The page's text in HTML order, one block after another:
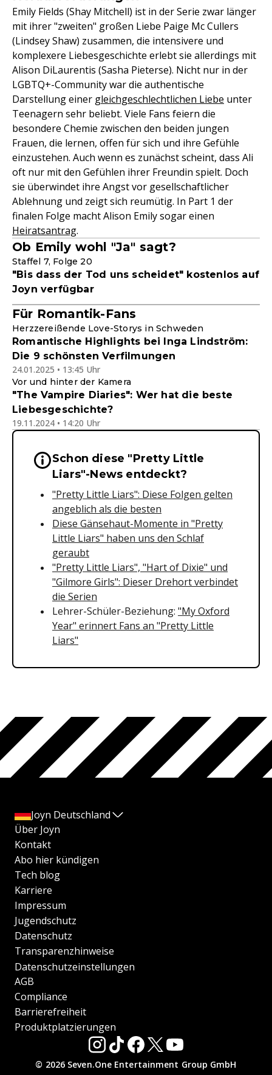
Emily Fields (Shay Mitchell) ist in der Serie zwar länger
mit ihrer "zweiten" großen Liebe Paige Mc Cullers
(Lindsey Shaw) zusammen, die intensivere und
komplexere Liebesgeschichte erlebt sie allerdings mit
Alison DiLaurentis (Sasha Pieterse). Nicht nur in der
LGBTQ+-Community war die authentische
Darstellung einer gleichgeschlechtlichen Liebe unter
Teenagern sehr beliebt. Viele Fans feiern die
besondere Chemie zwischen den beiden jungen
Frauen, die lernen, offen für sich und ihre Gefühle
einzustehen. Auch wenn es zunächst scheint, dass Ali
oft nur mit den Gefühlen ihrer Freundin spielt. Doch
sie überwindet ihre Angst vor gesellschaftlicher
Ablehnung und zeigt sich reumütig. In Part 1 der
finalen Folge macht Alison Emily sogar einen
Heiratsantrag.
Ob Emily wohl "Ja" sagt?
Staffel 7, Folge 20
"Bis dass der Tod uns scheidet" kostenlos auf
Joyn verfügbar
Für Romantik-Fans
Herzzereißende Love-Storys in Schweden
Romantische Highlights bei Inga Lindström:
Die 9 schönsten Verfilmungen
24.01.2025 • 13:45 Uhr
Vor und hinter der Kamera
"The Vampire Diaries": Wer hat die beste
Liebesgeschichte?
19.11.2024 • 14:20 Uhr
Wichtige Hinweise &
Schon diese "Pretty Little
Liars"-News entdeckt?
"Pretty Little Liars": Diese Folgen gelten
angeblich als die besten
Diese Gänsehaut-Momente in "Pretty
Little Liars" haben uns den Schlaf
geraubt
"Pretty Little Liars", "Hart of Dixie" und
"Gilmore Girls": Dieser Drehort verbindet
die Serien
Lehrer-Schüler-Beziehung: "My Oxford
Year" erinnert Fans an "Pretty Little
Liars"
Joyn Deutschland
Über Joyn
Kontakt
Abo hier kündigen
Tech blog
Karriere
Impressum
Jugendschutz
Datenschutz
Transparenzhinweise
Datenschutzeinstellungen
AGB
Compliance
Barrierefreiheit
Produktplatzierungen
© 2026 Seven.One Entertainment Group GmbH